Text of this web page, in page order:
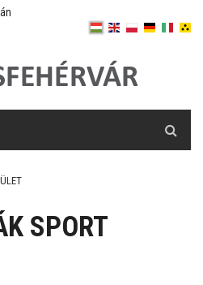
SPORT